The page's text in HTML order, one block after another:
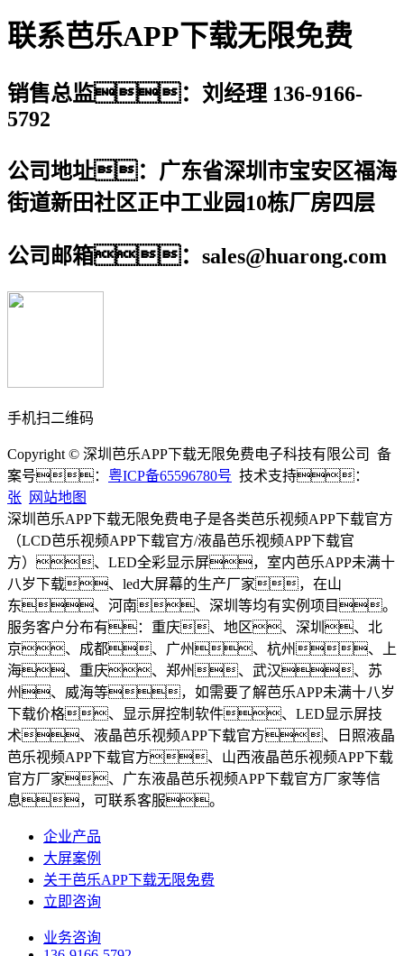
联系芭乐APP下载无限免费
销售总监：刘经理 136-9166-
5792
公司地址：广东省深圳市宝安区福海
街道新田社区正中工业园10栋厂房四层
公司邮箱：sales@huarong.com
手机扫二维码
Copyright © 深圳芭乐APP下载无限免费电子科技有限公司 备
案号： 粤ICP备65596780号 技术支持：
张
网站地图
深圳芭乐APP下载无限免费电子是各类芭乐视频APP下载官方
（LCD芭乐视频APP下载官方/液晶芭乐视频APP下载官
方）、LED全彩显示屏，室内芭乐APP未满十
八岁下载、led大屏幕的生产厂家，在山
东、河南、深圳等均有实例项目。
服务客户分布有：重庆、地区、深圳、北
京、成都、广州、杭州、上
海、重庆、郑州、武汉、苏
州、威海等，如需要了解芭乐APP未满十八岁
下载价格、显示屏控制软件、LED显示屏技
术、液晶芭乐视频APP下载官方、日照液晶
芭乐视频APP下载官方、山西液晶芭乐视频APP下载
官方厂家、广东液晶芭乐视频APP下载官方厂家等信
息，可联系客服。
企业产品
大屏案例
关于芭乐APP下载无限免费
立即咨询
业务咨询